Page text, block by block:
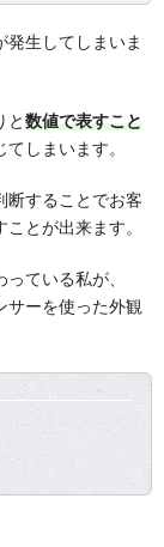
発生してしまいま
と数値で表すこと
てしまいます。
断することでお客
とが出来ます。
ている私が、
サーを使った外観